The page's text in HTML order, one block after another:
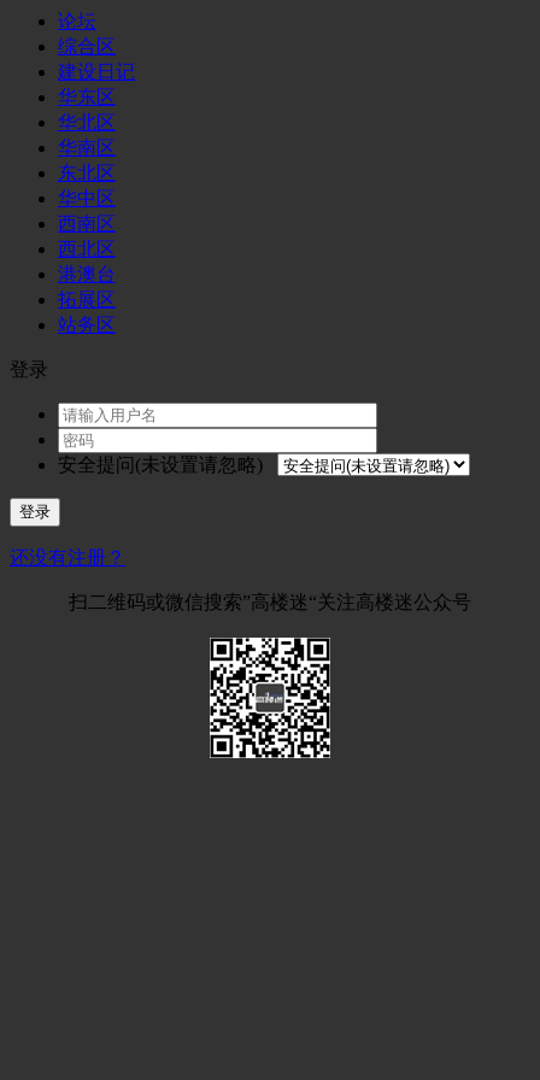
论坛
综合区
建设日记
华东区
华北区
华南区
东北区
华中区
西南区
西北区
港澳台
拓展区
站务区
登录
安全提问(未设置请忽略)
登录
还没有注册？
扫二维码或微信搜索”高楼迷“关注高楼迷公众号